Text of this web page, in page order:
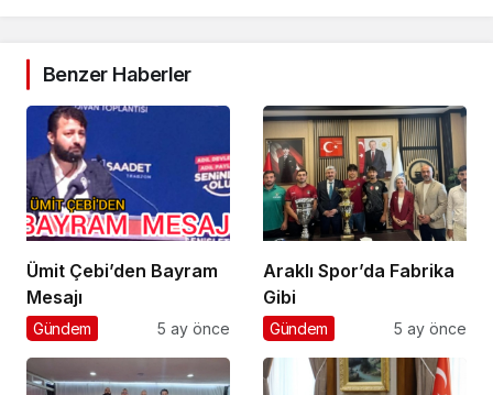
Benzer Haberler
Ümit Çebi’den Bayram
Mesajı
Gündem 5 ay önce
Araklı Spor’da Fabrika
Gibi
Gündem 5 ay önce